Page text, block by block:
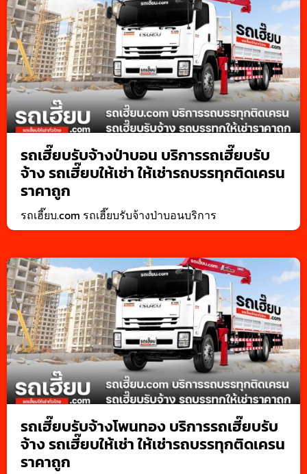
รถเฮี๊ยบรับจ้างป่าบอน บริการรถเฮี๊ยบรับ
จ้าง รถเฮี๊ยบให้เช่า ให้เช่ารถบรรทุกติดเครน
ราคาถูก
รถเฮี๊ยบ.com รถเฮี๊ยบรับจ้างป่าบอนบริการ
รถเฮี๊ยบรับจ้างโพนทอง บริการรถเฮี๊ยบรับ
จ้าง รถเฮี๊ยบให้เช่า ให้เช่ารถบรรทุกติดเครน
ราคาถูก